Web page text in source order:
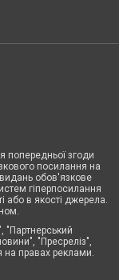
попередньої згоди
посилання на
обов'язкове
гіперпосилання
або в якості джерела.
"Партнерський
"Пресреліз",
на правах реклами.